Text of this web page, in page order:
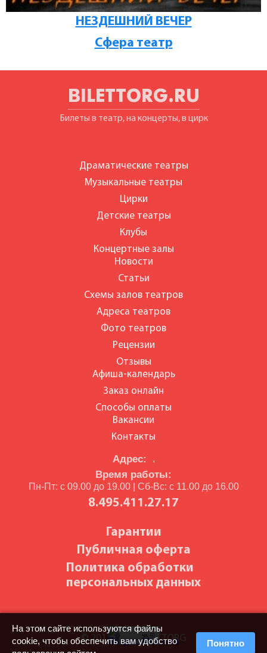
НЕЗДЕШНИЙ ВЕЧЕР
Сфера театр
BILETTORG.RU
Билеты в театр, на концерты, в цирк
Адрес: ,
Время работы:
Пн-Пт: с 09.00 до 19.00 | Сб-Вс: с 11.00 до 16.00
8.495.411.27.17
Гарантии
Публичная оферта
Политика обработки
персональных данных
Драматические театры
Музыкальные театры
Цирки
Детские театры
Клубы
Концертные залы
Новости
Статьи
Схемы залов театров
Адреса театров
Фото театров
Рецензии
Отзывы
Афиша-календарь
Заказ онлайн
Способы оплаты
Вакансии
Контакты
© 2010-2026 BILETTORG
На этом сайте используются файлы
cookie, чтобы обеспечить вам удобство
Понятно